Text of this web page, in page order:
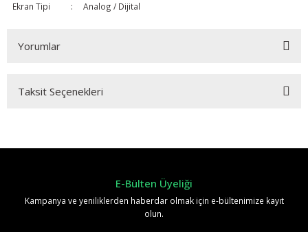
Ekran Tipi : Analog / Dijital
Yorumlar
Taksit Seçenekleri
E-Bülten Üyeliği
Kampanya ve yeniliklerden haberdar olmak için e-bültenimize kayıt
olun.